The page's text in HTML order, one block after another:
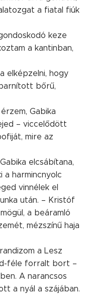
a fiatal fiúk
keze
a kantinban,
elképzelni, hogy
bőrű,
Gabika
– viccelődött
mire az
elcsábítana,
a harmincnyolc
vinnélek el
után. – Kristóf
a beáramló
mézszínű haja
a Lesz
féle forralt bort –
A narancsos
a nyál a szájában.